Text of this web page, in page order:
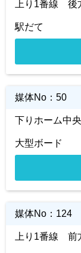
上り1番線 後
駅だて
媒体No： 50
下りホーム中央
大型ボード
媒体No： 124
上り1番線 前